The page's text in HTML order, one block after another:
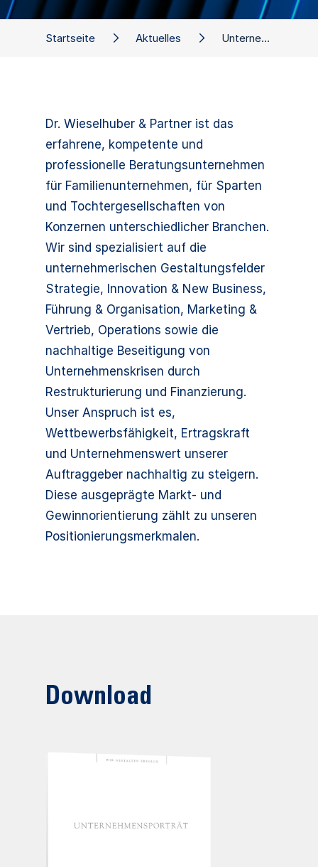
Dr. Wieselhuber & Partner ist das
erfahrene, kompetente und
professionelle Beratungsunternehmen
für Familienunternehmen, für Sparten
und Tochtergesellschaften von
Konzernen unterschiedlicher Branchen.
Wir sind spezialisiert auf die
unternehmerischen Gestaltungsfelder
Strategie, Innovation & New Business,
Führung & Organisation, Marketing &
Vertrieb, Operations sowie die
nachhaltige Beseitigung von
Unternehmenskrisen durch
Restrukturierung und Finanzierung.
Unser Anspruch ist es,
Wettbewerbsfähigkeit, Ertragskraft
und Unternehmenswert unserer
Auftraggeber nachhaltig zu steigern.
Diese ausgeprägte Markt- und
Gewinnorientierung zählt zu unseren
Positionierungsmerkmalen.
Startseite Aktuelles Unternehmensportrait
Download